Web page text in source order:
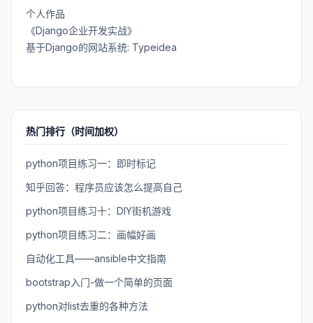
个人作品
《Django企业开发实战》
基于Django的网站系统: Typeidea
热门排行（时间加权）
python项目练习一：即时标记
知乎回答：程序员应该怎么提高自己
python项目练习十：DIY街机游戏
python项目练习二：画幅好画
自动化工具——ansible中文指南
bootstrap入门-做一个简单的页面
python对list去重的各种方法